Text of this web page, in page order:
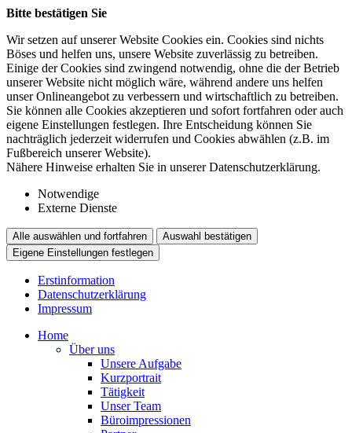
Bitte bestätigen Sie
Wir setzen auf unserer Website Cookies ein. Cookies sind nichts
Böses und helfen uns, unsere Website zuverlässig zu betreiben.
Einige der Cookies sind zwingend notwendig, ohne die der Betrieb
unserer Website nicht möglich wäre, während andere uns helfen
unser Onlineangebot zu verbessern und wirtschaftlich zu betreiben.
Sie können alle Cookies akzeptieren und sofort fortfahren oder auch
eigene Einstellungen festlegen. Ihre Entscheidung können Sie
nachträglich jederzeit widerrufen und Cookies abwählen (z.B. im
Fußbereich unserer Website).
Nähere Hinweise erhalten Sie in unserer Datenschutzerklärung.
Notwendige
Externe Dienste
Alle auswählen und fortfahren
Auswahl bestätigen
Eigene Einstellungen festlegen
Erstinformation
Datenschutzerklärung
Impressum
Home
Über uns
Unsere Aufgabe
Kurzportrait
Tätigkeit
Unser Team
Büroimpressionen